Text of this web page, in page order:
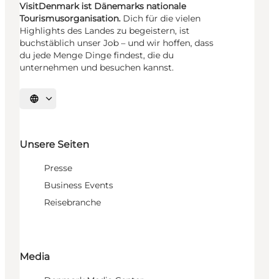
VisitDenmark ist Dänemarks nationale
Tourismusorganisation. Dich für die vielen
Highlights des Landes zu begeistern, ist
buchstäblich unser Job – und wir hoffen, dass
du jede Menge Dinge findest, die du
unternehmen und besuchen kannst.
Sprache auswählen
Unsere Seiten
Presse
Business Events
Reisebranche
Media